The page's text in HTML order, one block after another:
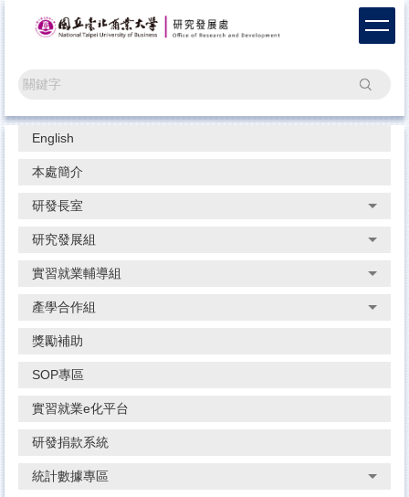
區
搜尋
English
本處簡介
研發長室
研究發展組
實習就業輔導組
產學合作組
獎勵補助
SOP專區
實習就業e化平台
研發捐款系統
統計數據專區